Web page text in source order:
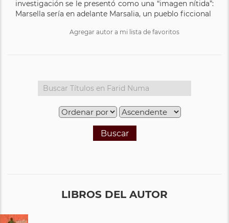
investigación se le presentó como una “imagen nítida”:
Marsella sería en adelante Marsalia, un pueblo ficcional
Agregar autor a mi lista de favoritos
Buscar
LIBROS DEL AUTOR